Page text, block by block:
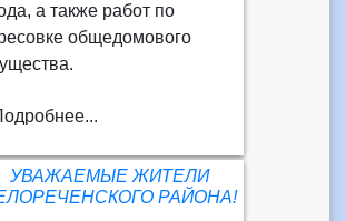
а также работ по
общедомового
УВАЖАЕМЫЕ ЖИТЕЛИ
РАЙОНА!